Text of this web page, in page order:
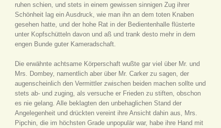
ruhen schien, und stets in einem gewissen sinnigen Zug ihrer
Schönheit lag ein Ausdruck, wie man ihn an dem toten Knaben
gesehen hatte, und der hohe Rat in der Bedientenhalle flüsterte
unter Kopfschütteln davon und aß und trank desto mehr in dem
engen Bunde guter Kameradschaft.
Die erwähnte achtsame Körperschaft wußte gar viel über Mr. und
Mrs. Dombey, namentlich aber über Mr. Carker zu sagen, der
augenscheinlich den Vermittler zwischen beiden machen sollte und
stets ab- und zuging, als versuche er Frieden zu stiften, obschon
es nie gelang. Alle beklagten den unbehaglichen Stand der
Angelegenheit und drückten vereint ihre Ansicht dahin aus, Mrs.
Pipchin, die im höchsten Grade unpopulär war, habe ihre Hand mit